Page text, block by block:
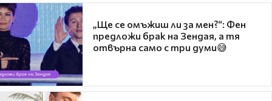
„Ще се омъжиш ли за мен?“: Фен
предложи брак на Зендая, а тя
отвърна само с три думи😅